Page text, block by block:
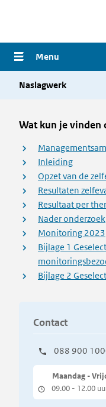
naar
de
inhoud
Menu
Naslagwerk
Wat kun je vinden
Inleiding
Opzet van de
Resultaten
Resultaat per
Nader onderzoek
Monitoring 2023
Bijlage 1
Bijlage 2
Contact
088 900
Maandag -
09.00 - 12.00